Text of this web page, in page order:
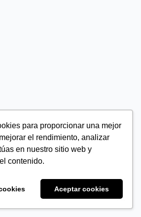
para proporcionar una mejor
el rendimiento, analizar
en nuestro sitio web y
contenido.
Aceptar cookies